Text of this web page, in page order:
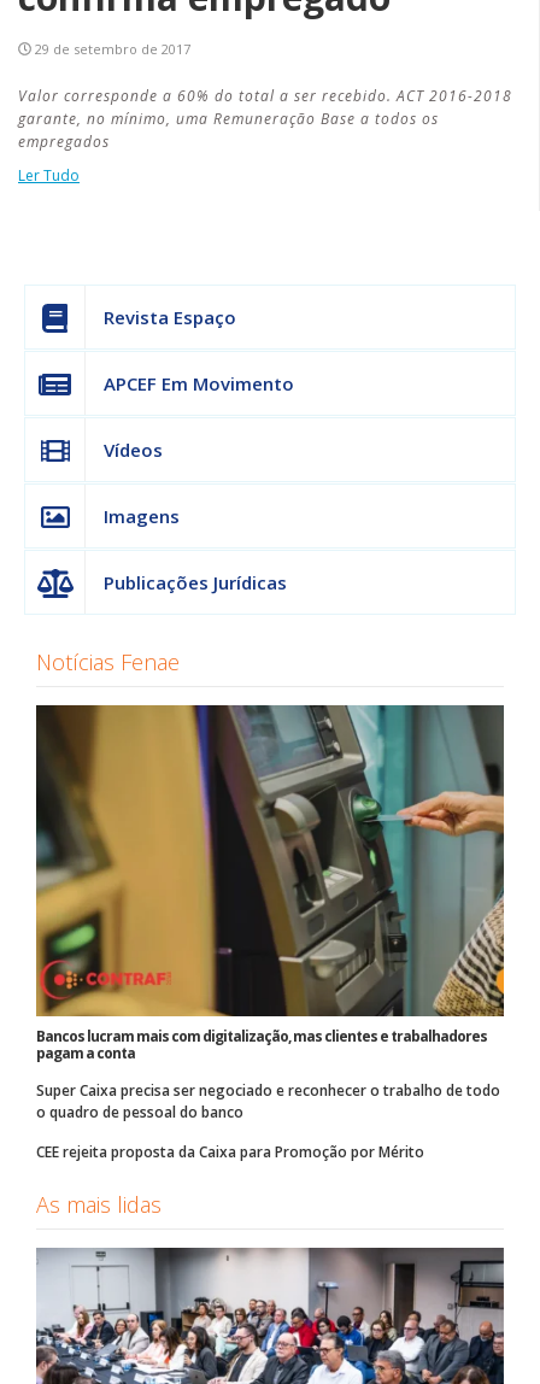
29 de setembro de 2017
Valor corresponde a 60% do total a ser recebido. ACT 2016-2018
garante, no mínimo, uma Remuneração Base a todos os
empregados
Ler Tudo
Revista Espaço
APCEF Em Movimento
Vídeos
Imagens
Publicações Jurídicas
Notícias Fenae
Bancos lucram mais com digitalização, mas clientes e trabalhadores
pagam a conta
Super Caixa precisa ser negociado e reconhecer o trabalho de todo
o quadro de pessoal do banco
CEE rejeita proposta da Caixa para Promoção por Mérito
As mais lidas